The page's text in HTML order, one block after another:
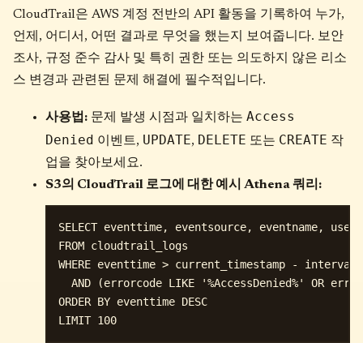
CloudTrail은 AWS 계정 전반의 API 활동을 기록하여 누가,
언제, 어디서, 어떤 결과로 무엇을 했는지 보여줍니다. 보안
조사, 규정 준수 감사 및 특히 권한 또는 의도하지 않은 리소
스 변경과 관련된 문제 해결에 필수적입니다.
사용법: 문제 발생 시점과 일치하는 Access
Denied 이벤트, UPDATE, DELETE 또는 CREATE 작
업을 찾아보세요.
S3의 CloudTrail 로그에 대한 예시 Athena 쿼리:
SELECT eventtime, eventsource, eventname,
FROM cloudtrail_logs
WHERE eventtime > current_timestamp -
AND (errorcode LIKE '%AccessDenied%' OR
ORDER BY eventtime DESC